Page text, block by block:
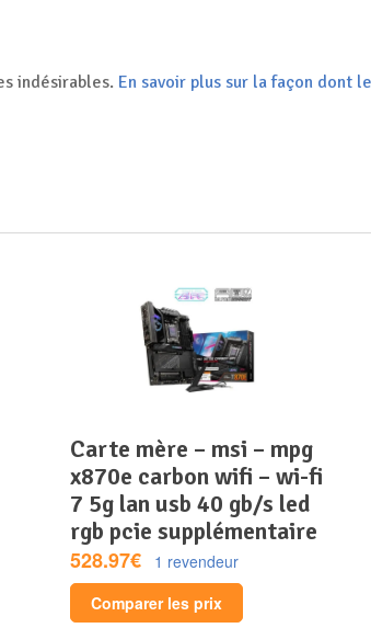
indésirables. En savoir plus sur la façon dont
carte mère – msi – mpg
x870e carbon wifi – wi-fi
7 5g lan usb 40 gb/s led
rgb pcie supplémentaire
528.97€
1 revendeur
Comparer les prix